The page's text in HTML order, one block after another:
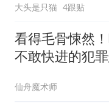
大头是只猫 4跟贴
看得毛骨悚然
不敢快进的犯
仙舟魔术师